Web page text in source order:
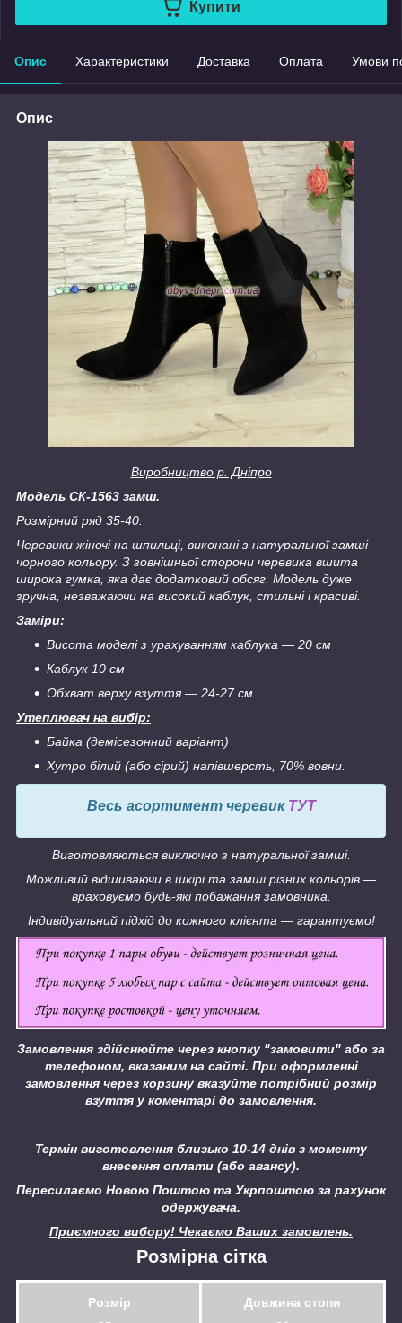
Купити
Опис Характеристики Доставка Оплата Умови
Опис
Виробництво р. Дніпро
Модель СК-1563 замш.
Розмірний ряд 35-40.
Черевики жіночі на шпильці, виконані з натуральної замші
чорного кольору. З зовнішньої сторони черевика вшита
широка гумка, яка дає додатковий обсяг. Модель дуже
зручна, незважаючи на високий каблук, стильні і красиві.
Заміри:
Висота моделі з урахуванням каблука ― 20 см
Каблук 10 см
Обхват верху взуття ― 24-27 см
Утеплювач на вибір:
Байка (демісезонний варіант)
Хутро білий (або сірий) напівшерсть, 70% вовни.
Весь асортимент черевик ТУТ
Виготовляються виключно з натуральної замші.
Можливий відшиваючи в шкірі та замші різних кольорів ―
враховуємо будь-які побажання замовника.
Індивідуальний підхід до кожного клієнта ― гарантуємо!
Замовлення здійснюйте через кнопку "замовити" або за
телефоном, вказаним на сайті. При оформленні
замовлення через корзину вказуйте потрібний розмір
взуття у коментарі до замовлення.
Термін виготовлення близько 10-14 днів з моменту
внесення оплати (або авансу).
Пересилаємо Новою Поштою та Укрпоштою за рахунок
одержувача.
Приємного вибору! Чекаємо Ваших замовлень.
Розмір
Довжина стопи
Розмірна сітка